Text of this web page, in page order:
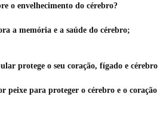
o envelhecimento do cérebro?
a memória e a saúde do cérebro;
protege o seu coração, fígado e cérebro
peixe para proteger o cérebro e o coração